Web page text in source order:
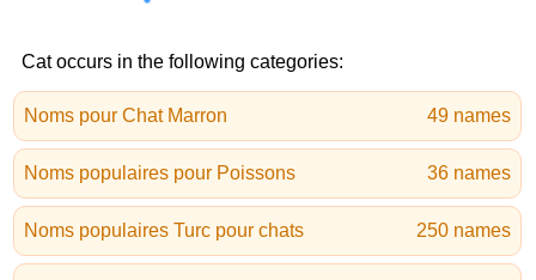
Cat occurs in the following categories:
Noms pour Chat Marron 49 names
Noms populaires pour Poissons 36 names
Noms populaires Turc pour chats 250 names